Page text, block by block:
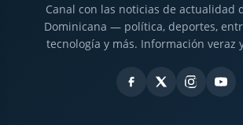
Canal con las noticias de actualidad
Dominicana — política, deportes,
tecnología y más. Información veraz